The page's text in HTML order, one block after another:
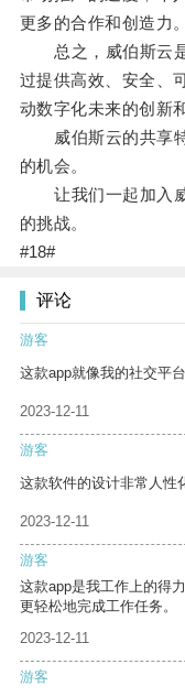
更多的合作和创造力。
总之，威伯斯云是
过提供高效、安全、
动数字化未来的创新
威伯斯云的共享特
的机会。
让我们一起加入威
的挑战。
#18#
评论
游客
这款app就像我的社交平
2023-12-11
游客
这款软件的设计非常人性
2023-12-11
游客
这款app是我工作上的得
更轻松地完成工作任务。
2023-12-11
游客